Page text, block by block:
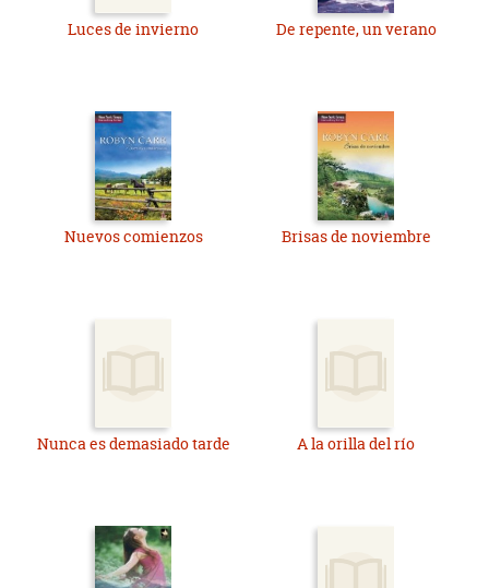
Luces de invierno De repente, un verano
Nuevos comienzos Brisas de noviembre
Nunca es demasiado tarde A la orilla del río